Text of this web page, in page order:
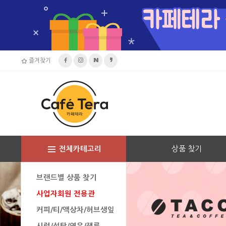
즐겨찾기
상품 찾기
전체카테고리
브랜드별 상품 찾기
사업자회원 전용관
커피/티/액상차/허브생잎